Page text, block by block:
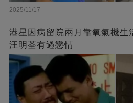
2025/11/17
港星因病留院兩月靠氧氣機生
汪明荃有過戀情